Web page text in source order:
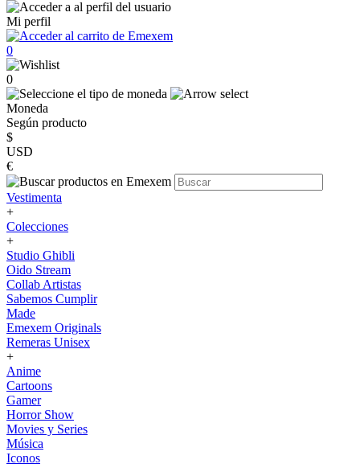
Mi perfil
0
0
Moneda
Según producto
$
USD
€
Vestimenta
+
Colecciones
+
Studio Ghibli
Oido Stream
Collab Artistas
Sabemos Cumplir
Made
Emexem Originals
Remeras Unisex
+
Anime
Cartoons
Gamer
Horror Show
Movies y Series
Música
Iconos